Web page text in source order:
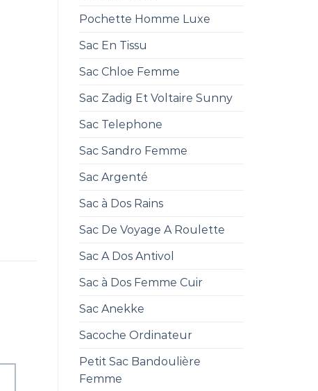
Pochette Homme Luxe
Sac En Tissu
Sac Chloe Femme
Sac Zadig Et Voltaire Sunny
Sac Telephone
Sac Sandro Femme
Sac Argenté
Sac à Dos Rains
Sac De Voyage A Roulette
Sac A Dos Antivol
Sac à Dos Femme Cuir
Sac Anekke
Sacoche Ordinateur
Petit Sac Bandoulière
Femme